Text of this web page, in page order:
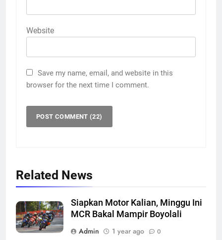
Website
Save my name, email, and website in this
browser for the next time I comment.
Related News
Siapkan Motor Kalian, Minggu Ini
MCR Bakal Mampir Boyolali
Admin
1 year ago 0